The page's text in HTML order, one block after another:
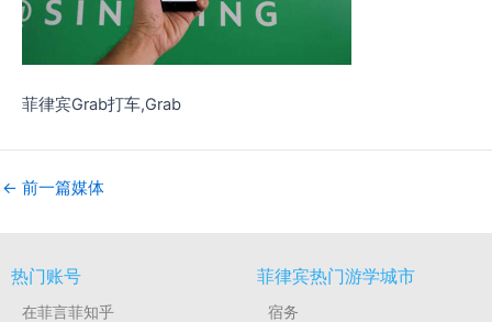
菲律宾Grab打车,Grab
← 前一篇媒体
热门账号
在菲言菲知乎
菲律宾热门游学城市
宿务